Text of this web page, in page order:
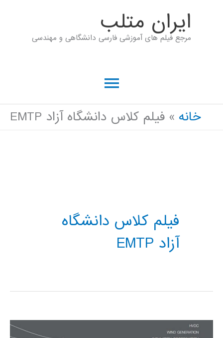
ايران متلب
مرجع فیلم های آموزشی فارسی دانشگاهی و مهندسی
فهرست
اصلی
خانه فیلم کلاس دانشگاه آزاد EMTP
فیلم کلاس دانشگاه
آزاد EMTP